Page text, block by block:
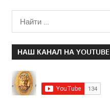
НАШ КАНАЛ НА YOUTUBE